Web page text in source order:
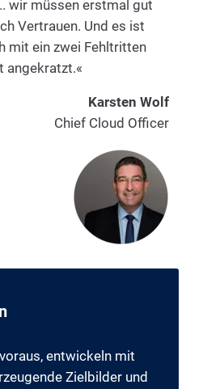
wir müssen erstmal gut
Vertrauen. Und es ist
mit ein zwei Fehltritten
angekratzt.«
Karsten Wolf
Chief Cloud Officer
entwickeln mit
Zielbilder und